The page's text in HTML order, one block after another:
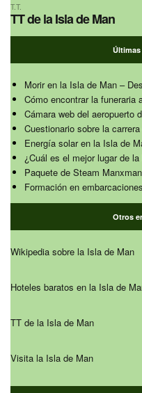
T.T.
TT de la Isla de Man
Morir en la Isla de Man –
Cómo encontrar la funeraria
Cámara web del aeropuerto
Cuestionario sobre la
Energía solar en la Isla de
¿Cuál es el mejor lugar de
Paquete de Steam
Formación en
Otros
Wikipedia sobre la Isla de Man
Hoteles baratos en la Isla de
TT de la Isla de Man
Visita la Isla de Man